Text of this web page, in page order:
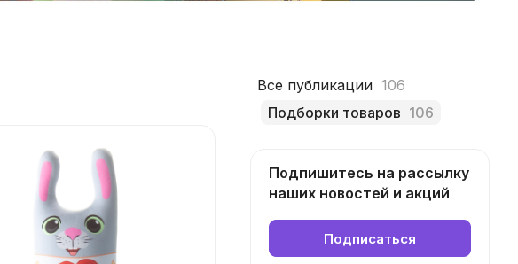
Все публикации 106
Подборки товаров 106
Подпишитесь на рассылку
наших новостей и акций
Подписаться